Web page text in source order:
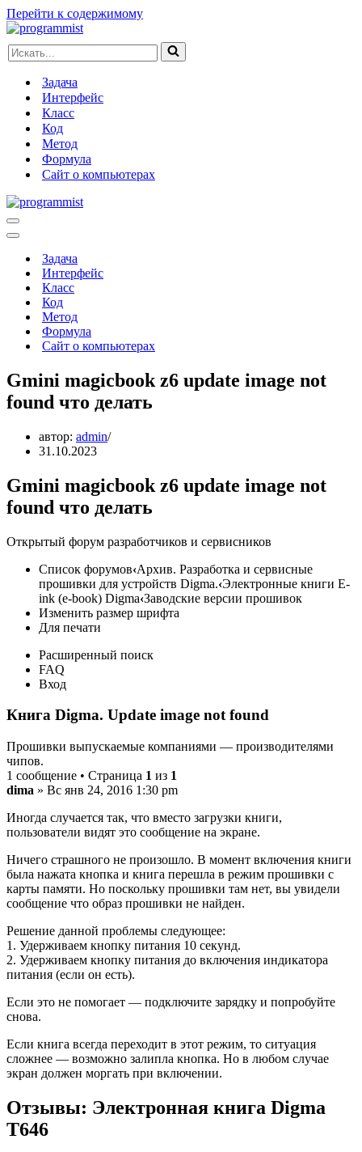
Перейти к содержимому
Искать...
Задача
Интерфейс
Класс
Код
Метод
Формула
Сайт о компьютерах
Меню
навигации
Меню
навигацииЗадача
Интерфейс
Класс
Код
Метод
Формула
Сайт о компьютерах
Gmini magicbook z6 update image not
found что делать
автор: admin
31.10.2023
Gmini magicbook z6 update image not
found что делать
Открытый форум разработчиков и сервисников
Список форумов‹Архив. Разработка и сервисные
прошивки для устройств Digma.‹Электронные книги E-
ink (e-book) Digma‹Заводские версии прошивок
Изменить размер шрифта
Для печати
Расширенный поиск
FAQ
Вход
Книга Digma. Update image not found
Прошивки выпускаемые компаниями — производителями
чипов.
1 сообщение • Страница 1 из 1
dima » Вс янв 24, 2016 1:30 pm
Иногда случается так, что вместо загрузки книги,
пользователи видят это сообщение на экране.
Ничего страшного не произошло. В момент включения книги
была нажата кнопка и книга перешла в режим прошивки с
карты памяти. Но поскольку прошивки там нет, вы увидели
сообщение что образ прошивки не найден.
Решение данной проблемы следующее:
1. Удерживаем кнопку питания 10 секунд.
2. Удерживаем кнопку питания до включения индикатора
питания (если он есть).
Если это не помогает — подключите зарядку и попробуйте
снова.
Если книга всегда переходит в этот режим, то ситуация
сложнее — возможно залипла кнопка. Но в любом случае
экран должен моргать при включении.
Отзывы: Электронная книга Digma
T646